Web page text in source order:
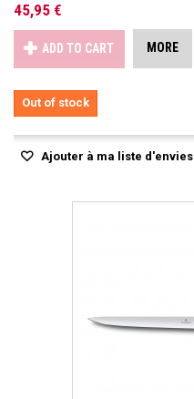
45,95 €
ADD TO CART MORE
Out of stock
Ajouter à ma liste d'envies